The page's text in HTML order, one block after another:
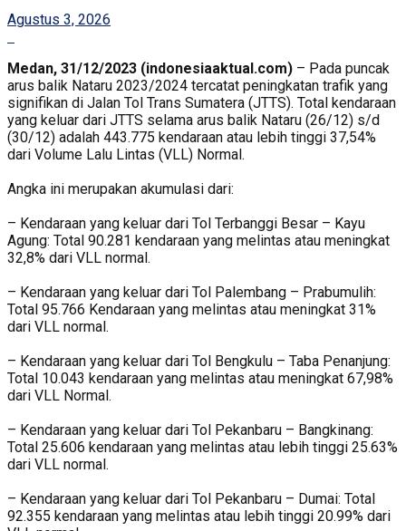
Agustus 3, 2026
Medan, 31/12/2023 (indonesiaaktual.com) – Pada puncak
arus balik Nataru 2023/2024 tercatat peningkatan trafik yang
signifikan di Jalan Tol Trans Sumatera (JTTS). Total kendaraan
yang keluar dari JTTS selama arus balik Nataru (26/12) s/d
(30/12) adalah 443.775 kendaraan atau lebih tinggi 37,54%
dari Volume Lalu Lintas (VLL) Normal.
Angka ini merupakan akumulasi dari:
– Kendaraan yang keluar dari Tol Terbanggi Besar – Kayu
Agung: Total 90.281 kendaraan yang melintas atau meningkat
32,8% dari VLL normal.
– Kendaraan yang keluar dari Tol Palembang – Prabumulih:
Total 95.766 Kendaraan yang melintas atau meningkat 31%
dari VLL normal.
– Kendaraan yang keluar dari Tol Bengkulu – Taba Penanjung:
Total 10.043 kendaraan yang melintas atau meningkat 67,98%
dari VLL Normal.
– Kendaraan yang keluar dari Tol Pekanbaru – Bangkinang:
Total 25.606 kendaraan yang melintas atau lebih tinggi 25.63%
dari VLL normal.
– Kendaraan yang keluar dari Tol Pekanbaru – Dumai: Total
92.355 kendaraan yang melintas atau lebih tinggi 20.99% dari